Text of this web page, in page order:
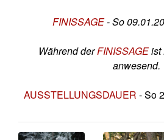
FINISSAGE- So
Während derFINISSAGEist
anwesend.
AUSSTELLUNGSDAUER - So